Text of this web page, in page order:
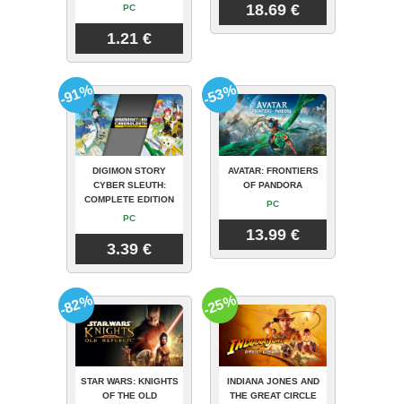
PC
1.21 €
18.69 €
DIGIMON STORY
CYBER SLEUTH:
COMPLETE EDITION
PC
3.39 €
-91%
AVATAR: FRONTIERS
OF PANDORA
PC
13.99 €
-53%
STAR WARS: KNIGHTS
OF THE OLD
-82%
INDIANA JONES AND
THE GREAT CIRCLE
-25%